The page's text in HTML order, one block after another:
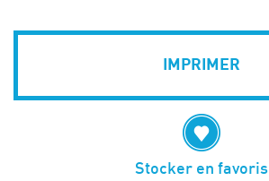
IMPRIMER
Stocker en favoris